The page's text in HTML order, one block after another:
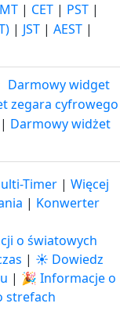
| CET | PST |
| JST | AEST |
Darmowy widget
zegara cyfrowego
| Darmowy widżet
Timer | Więcej
| Konwerter
o światowych
| ☀️ Dowiedz
| 🎉 Informacje o
strefach